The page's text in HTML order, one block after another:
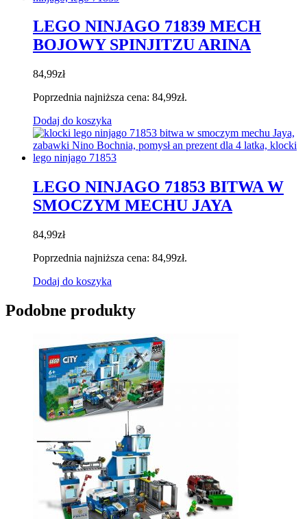
LEGO NINJAGO 71839 MECH
BOJOWY SPINJITZU ARINA
84,99zł
Poprzednia najniższa cena: 84,99zł.
Dodaj do koszyka
LEGO NINJAGO 71853 BITWA W
SMOCZYM MECHU JAYA
84,99zł
Poprzednia najniższa cena: 84,99zł.
Dodaj do koszyka
Podobne produkty